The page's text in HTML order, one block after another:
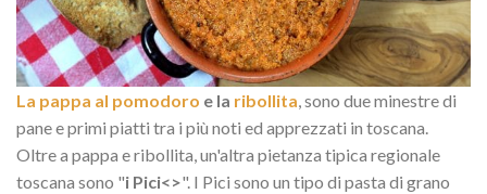
La pappa al pomodoro e la ribollita, sono due minestre di
pane e primi piatti tra i più noti ed apprezzati in toscana.
Oltre a pappa e ribollita, un'altra pietanza tipica regionale
toscana sono "i Pici<>". I Pici sono un tipo di pasta di grano